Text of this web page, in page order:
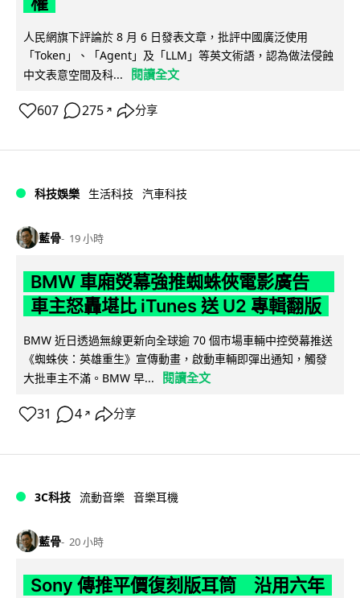
人民網旗下評論於 8 月 6 日發表文章，批評中國廣泛使用
「Token」、「Agent」及「LLM」等英文術語，認為做法侵蝕
中文表意空間及科...
閱讀全文
607 275 ↗ 分享
科技娛樂 生活科技 汽車科技
藍骨 19 小時
BMW 車廂熒幕強推蜘蛛俠電影廣告
車主怒轟堪比 iTunes 送 U2 專輯翻版
BMW 近日透過無線更新向全球逾 70 個市場車輛中控熒幕推送
《蜘蛛俠：英雄重生》宣傳動畫，啟動車輛即彈出通知，觸發
大批車主不滿。BMW 早...
閱讀全文
31 4 ↗ 分享
3C科技 流動音樂 音樂耳機
藍骨 20 小時
Sony 傳推平價復刻版耳筒 沿用六年